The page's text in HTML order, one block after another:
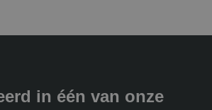
in één van onze